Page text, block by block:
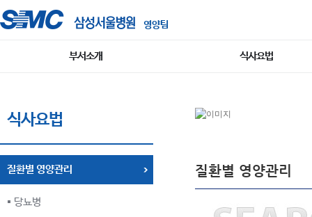
영양팀
부서소개 식사요법
식사요법
질환별 영양관리
당뇨병
질환별 영양관리